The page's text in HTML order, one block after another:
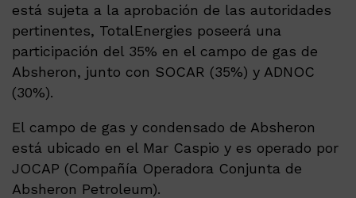
está sujeta a la aprobación de las autoridades
pertinentes, TotalEnergies poseerá una
participación del 35% en el campo de gas de
Absheron, junto con SOCAR (35%) y ADNOC
(30%).
El campo de gas y condensado de Absheron
está ubicado en el Mar Caspio y es operado por
JOCAP (Compañía Operadora Conjunta de
Absheron Petroleum).